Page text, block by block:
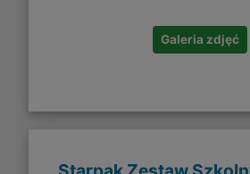
Galeria zdjęć